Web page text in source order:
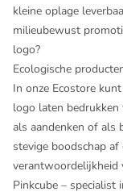
kleine oplage
milieubewust
logo?
Ecologische
In onze Ecostore
logo laten
als aandenken of als
stevige boodschap
verantwoordelijkheid
Pinkcube – specialist